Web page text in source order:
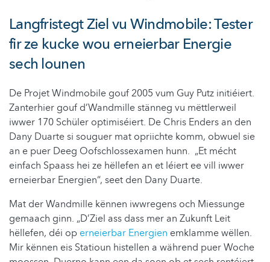
Langfristegt Ziel vu Windmobile: Tester
fir ze kucke wou erneierbar Energie
sech lounen
De Projet Windmobile gouf 2005 vum Guy Putz initiéiert.
Zanterhier gouf d’Wandmille stänneg vu mëttlerweil
iwwer 170 Schüler optimiséiert. De Chris Enders an den
Dany Duarte si souguer mat opriichte komm, obwuel sie
an e puer Deeg Oofschlossexamen hunn. „Et mécht
einfach Spaass hei ze hëllefen an et léiert ee vill iwwer
erneierbar Energien“, seet den Dany Duarte.
Mat der Wandmille kënnen iwwregens och Miessunge
gemaach ginn. „D’Ziel ass dass mer an Zukunft Leit
hëllefen, déi op erneierbar Energien emklamme wëllen.
Mir kënnen eis Statioun histellen a während puer Woche